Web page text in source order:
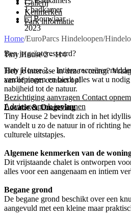
1 badkamer
Bouwjaar
2023
Ben je geïnteresseerd?
Heb je interesse in deze woning?
aan of neem contact op!
Bezichtiging aanvragen Contact
Adviesgesprek inplannen
Gallerij
Kenmerken
Park informatie
Home/EuroParcs Hindeloopen/
Tiny House 2 - 114
Tiny House 2 – Intiem recreëren
verdiepingen en biedt alles wat u
nabijheid tot de natuur.
Locatie & Omgeving
Tiny House 2 bevindt zich in het
wandelt u zo de natuur in of richting
culturele uitstapjes.
Algemene kenmerken van de
Dit vrijstaande chalet is ontworpen
alles voor een aangenaam en intiem
Begane grond
De begane grond beschikt over een
aangevuld met een kleine maar